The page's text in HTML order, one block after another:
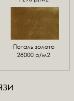
Поталь золото
28000 р/м2